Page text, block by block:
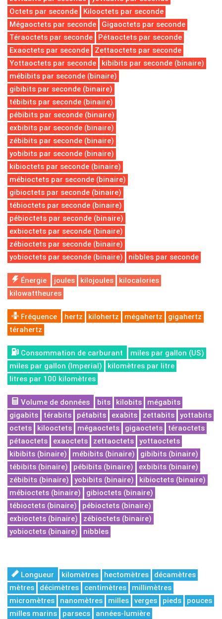
Octets par seconde
Kilooctets par seconde
Mégaoctets par seconde
Gigaoctets par seconde
Téraoctets par seconde
Pétaoctets par seconde
Exaoctets par seconde
Zettaoctets par seconde
Yottaoctets par seconde
kibibits par seconde (binaire)
mébibits par seconde (binaire)
gibibits par seconde (binaire)
tébibits par seconde (binaire)
pébibits par seconde (binaire)
exbibits par seconde (binaire)
zébibits par seconde (binaire)
yobibits par seconde (binaire)
kibioctets par seconde (binaire)
mébioctets par seconde (binaire)
gibioctets par seconde (binaire)
tébioctets par seconde (binaire)
pébioctets par seconde (binaire)
exbioctets par seconde (binaire)
zébioctets par seconde (binaire)
yobioctets par seconde (binaire)
nibbles par seconde
Énergie joules kilojoules
kilocalories
kilowattheures
Fréquence hertz kilohertz mégahertz
gigahertz
térahertz
Consommation de carburant
miles par gallon (US)
miles par gallon (Imperial)
kilomètres par litre
litres par 100 kilomètres
Volume de données bits kilobits
mégabits
gigabits
térabits pétabits exabits zettabits
yottabits
octets
kilooctets mégaoctets gigaoctets
téraoctets
pétaoctets
exaoctets zettaoctets
yottaoctets
kibibits (binaire)
mébibits (binaire)
gibibits (binaire)
tébibits (binaire)
pébibits (binaire)
exbibits (binaire)
zébibits (binaire)
yobibits (binaire)
kibioctets (binaire)
mébioctets (binaire)
gibioctets (binaire)
tébioctets (binaire)
pébioctets (binaire)
exbioctets (binaire)
zébioctets (binaire)
yobioctets (binaire)
nibbles
Longueur kilomètres hectomètres
décamètres
mètres
décimètres centimètres
millimètres
micromètres
nanomètres milles verges pieds
pouces
milles marins
parsecs
années-lumière